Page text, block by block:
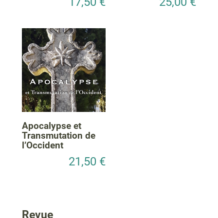
Apocalypse et
Transmutation de
l’Occident
21,50 €
Revue